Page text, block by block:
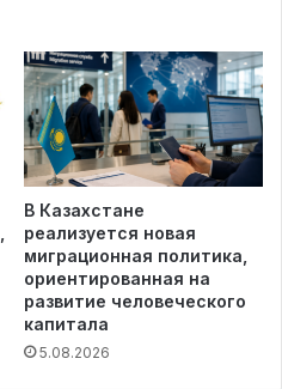
В Казахстане
реализуется новая
миграционная политика,
ориентированная на
развитие человеческого
капитала
5.08.2026